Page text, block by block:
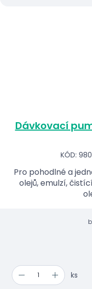
Dávkovací
KÓD:
Pro pohodlné a
olejů, emulzí,
ks